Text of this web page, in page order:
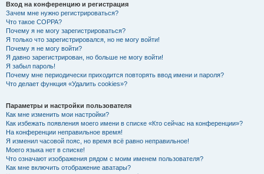
Вход на конференцию и регистрация
Зачем мне нужно регистрироваться?
Что такое COPPA?
Почему я не могу зарегистрироваться?
Я только что зарегистрировался, но не могу войти!
Почему я не могу войти?
Я давно зарегистрирован, но больше не могу войти!
Я забыл пароль!
Почему мне периодически приходится повторять ввод имени и пароля?
Что делает функция «Удалить cookies»?
Параметры и настройки пользователя
Как мне изменить мои настройки?
Как избежать появления моего имени в списке «Кто сейчас на конференции»?
На конференции неправильное время!
Я изменил часовой пояс, но время всё равно неправильное!
Моего языка нет в списке!
Что означают изображения рядом с моим именем пользователя?
Как мне включить отображение аватары?